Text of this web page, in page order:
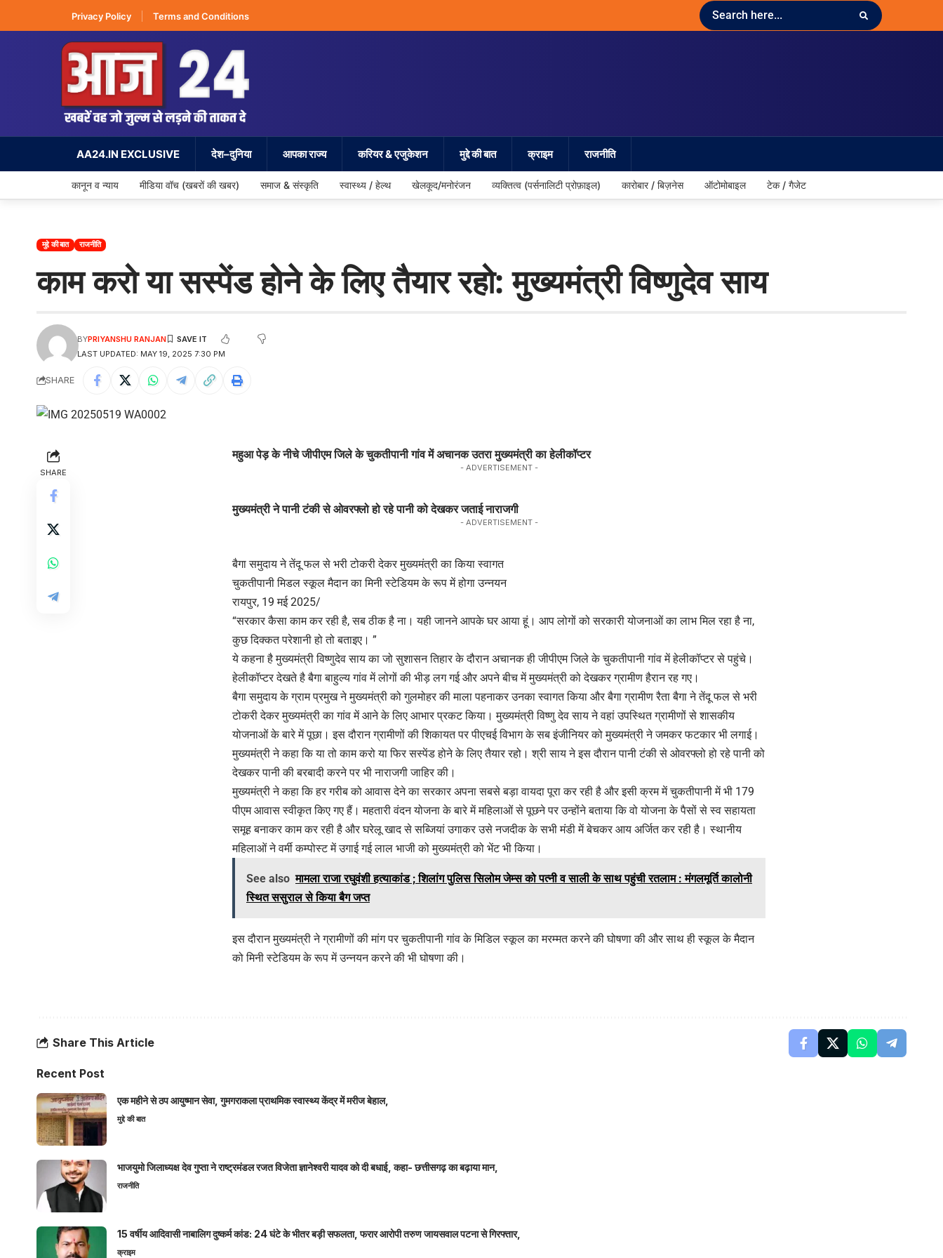
Privacy Policy Terms and Conditions
AA24.IN EXCLUSIVE देश–दुनिया आपका राज्य करियर & एजुकेशन मुद्दे की बात क्राइम राजनीति
कानून व न्याय मीडिया वॉच (खबरों की खबर) समाज & संस्कृति स्वास्थ्य / हेल्थ खेलकूद/मनोरंजन व्यक्तित्व (पर्सनालिटी प्रोफ़ाइल) कारोबार / बिज़नेस ऑटोमोबाइल टेक / गैजेट
मुद्दे की बात राजनीति
काम करो या सस्पेंड होने के लिए तैयार रहो: मुख्यमंत्री विष्णुदेव साय
LAST UPDATED: MAY 19, 2025 7:30 PM
BYPRIYANSHU RANJAN
SHARE
SHARE
महुआ पेड़ के नीचे जीपीएम जिले के चुकतीपानी गांव में अचानक उतरा मुख्यमंत्री का हेलीकॉप्टर
- ADVERTISEMENT -
मुख्यमंत्री ने पानी टंकी से ओवरफ्लो हो रहे पानी को देखकर जताई नाराजगी
- ADVERTISEMENT -
बैगा समुदाय ने तेंदू फल से भरी टोकरी देकर मुख्यमंत्री का किया स्वागत
चुकतीपानी मिडल स्कूल मैदान का मिनी स्टेडियम के रूप में होगा उन्नयन
रायपुर, 19 मई 2025/
“सरकार कैसा काम कर रही है, सब ठीक है ना। यही जानने आपके घर आया हूं। आप लोगों को सरकारी योजनाओं का लाभ मिल रहा है ना,
कुछ दिक्कत परेशानी हो तो बताइए। ”
ये कहना है मुख्यमंत्री विष्णुदेव साय का जो सुशासन तिहार के दौरान अचानक ही जीपीएम जिले के चुकतीपानी गांव में हेलीकॉप्टर से पहुंचे।
हेलीकॉप्टर देखते है बैगा बाहुल्य गांव में लोगों की भीड़ लग गई और अपने बीच में मुख्यमंत्री को देखकर ग्रामीण हैरान रह गए।
बैगा समुदाय के ग्राम प्रमुख ने मुख्यमंत्री को गुलमोहर की माला पहनाकर उनका स्वागत किया और बैगा ग्रामीण रैता बैगा ने तेंदू फल से भरी
टोकरी देकर मुख्यमंत्री का गांव में आने के लिए आभार प्रकट किया। मुख्यमंत्री विष्णु देव साय ने वहां उपस्थित ग्रामीणों से शासकीय
योजनाओं के बारे में पूछा। इस दौरान ग्रामीणों की शिकायत पर पीएचई विभाग के सब इंजीनियर को मुख्यमंत्री ने जमकर फटकार भी लगाई।
मुख्यमंत्री ने कहा कि या तो काम करो या फिर सस्पेंड होने के लिए तैयार रहो। श्री साय ने इस दौरान पानी टंकी से ओवरफ्लो हो रहे पानी को
देखकर पानी की बरबादी करने पर भी नाराजगी जाहिर की।
मुख्यमंत्री ने कहा कि हर गरीब को आवास देने का सरकार अपना सबसे बड़ा वायदा पूरा कर रही है और इसी क्रम में चुकतीपानी में भी 179
पीएम आवास स्वीकृत किए गए हैं। महतारी वंदन योजना के बारे में महिलाओं से पूछने पर उन्होंने बताया कि वो योजना के पैसों से स्व सहायता
समूह बनाकर काम कर रही है और घरेलू खाद से सब्जियां उगाकर उसे नजदीक के सभी मंडी में बेचकर आय अर्जित कर रही है। स्थानीय
महिलाओं ने वर्मी कम्पोस्ट में उगाई गई लाल भाजी को मुख्यमंत्री को भेंट भी किया।
See also मामला राजा रघुवंशी हत्याकांड ; शिलांग पुलिस सिलोम जेम्स को पत्नी व साली के साथ पहुंची रतलाम : मंगलमूर्ति कालोनी
स्थित ससुराल से किया बैग जप्त
इस दौरान मुख्यमंत्री ने ग्रामीणों की मांग पर चुकतीपानी गांव के मिडिल स्कूल का मरम्मत करने की घोषणा की और साथ ही स्कूल के मैदान
को मिनी स्टेडियम के रूप में उन्नयन करने की भी घोषणा की।
Share This Article
Recent Post
एक महीने से ठप आयुष्मान सेवा, गुमगराकला प्राथमिक स्वास्थ्य केंद्र में मरीज बेहाल,
मुद्दे की बात
भाजयुमो जिलाध्यक्ष देव गुप्ता ने राष्ट्रमंडल रजत विजेता ज्ञानेश्वरी यादव को दी बधाई, कहा- छत्तीसगढ़ का बढ़ाया मान,
राजनीति
15 वर्षीय आदिवासी नाबालिग दुष्कर्म कांड: 24 घंटे के भीतर बड़ी सफलता, फरार आरोपी तरुण जायसवाल पटना से गिरफ्तार,
क्राइम